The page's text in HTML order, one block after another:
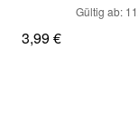
Gültig ab:
3,99 €